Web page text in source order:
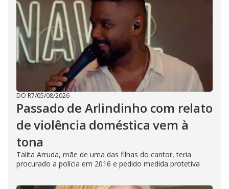
DO R7/05/08/2026
Passado de Arlindinho com relato
de violência doméstica vem à
tona
Talita Arruda, mãe de uma das filhas do cantor, teria
procurado a polícia em 2016 e pedido medida protetiva